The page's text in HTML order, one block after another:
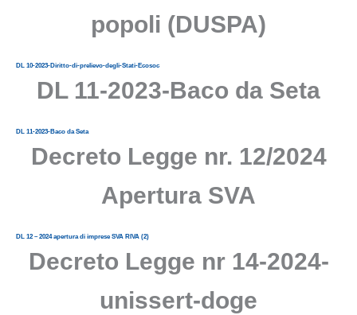
popoli (DUSPA)
DL 10-2023-Diritto-di-prelievo-degli-Stati-Ecosoc
DL 11-2023-Baco da Seta
DL 11-2023-Baco da Seta
Decreto Legge nr. 12/2024
Apertura SVA
DL 12 – 2024 apertura di imprese SVA RIVA (2)
Decreto Legge nr 14-2024-
unissert-doge